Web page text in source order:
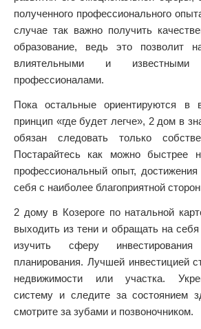
полученного профессионального
случае так важно получить
образование, ведь это позволит
влиятельными и
профессионалами.
Пока остальные ориентируются в
принцип «где будет легче», 2 дом в
обязан следовать только
Постарайтесь как можно быстрее
профессиональный опыт, достижения
себя с наиболее благоприятной
2 дому в Козероге по натальной
выходить из тени и обращать на
изучить сферу
планирования. Лучшей инвестицией
недвижимости или участка.
систему и следите за состоянием
смотрите за зубами и позвоночником.